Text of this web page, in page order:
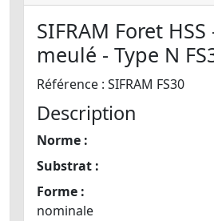
SIFRAM Foret HSS
meulé - Type N
Référence : SIFRAM FS30
Description
Norme :
Substrat :
Forme :
nominale